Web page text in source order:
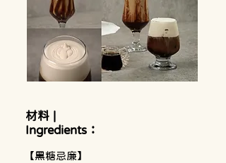
材料 |
Ingredients：
【黑糖忌廉】